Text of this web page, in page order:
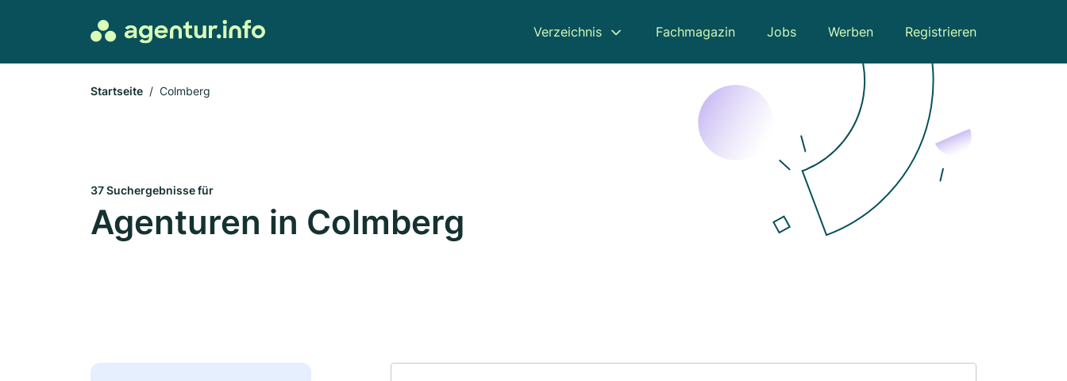
Verzeichnis Fachmagazin Jobs Werben Registrieren
Startseite Colmberg
37 Suchergebnisse für
Agenturen in Colmberg